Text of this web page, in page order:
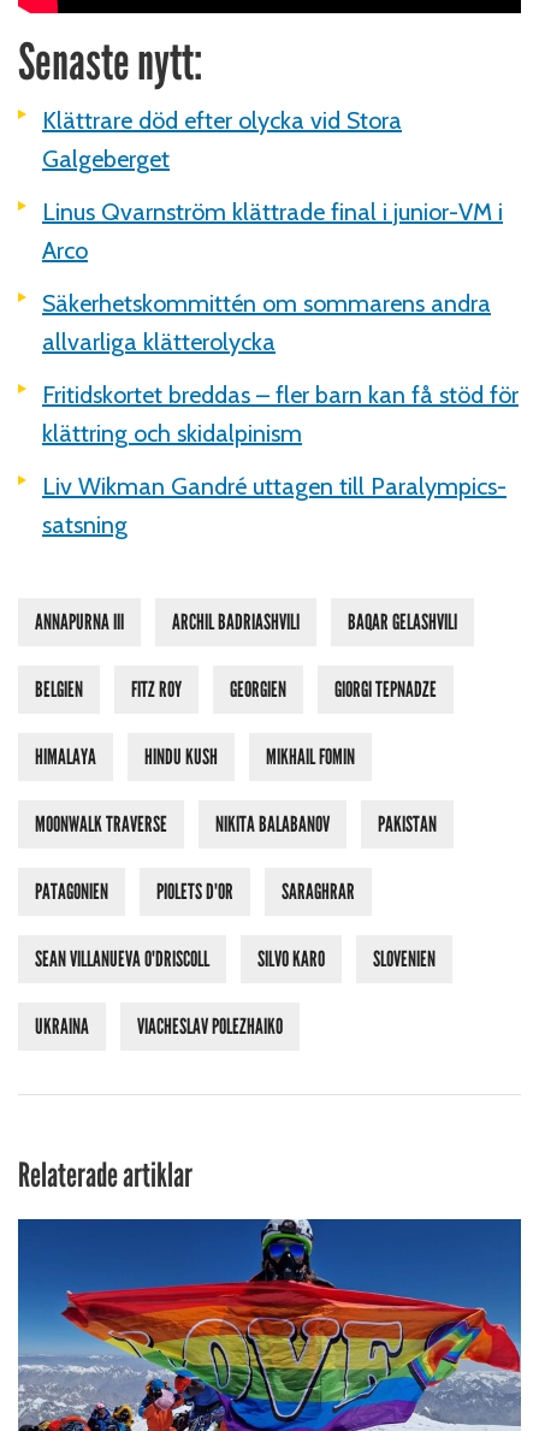
Senaste nytt:
Klättrare död efter olycka vid Stora
Galgeberget
Linus Qvarnström klättrade final i junior-VM i
Arco
Säkerhetskommittén om sommarens andra
allvarliga klätterolycka
Fritidskortet breddas – fler barn kan få stöd för
klättring och skidalpinism
Liv Wikman Gandré uttagen till Paralympics-
satsning
ANNAPURNA III ARCHIL BADRIASHVILI BAQAR GELASHVILI
BELGIEN FITZ ROY GEORGIEN GIORGI TEPNADZE
HIMALAYA HINDU KUSH MIKHAIL FOMIN
MOONWALK TRAVERSE NIKITA BALABANOV PAKISTAN
PATAGONIEN PIOLETS D'OR SARAGHRAR
SEAN VILLANUEVA O'DRISCOLL SILVO KARO SLOVENIEN
UKRAINA VIACHESLAV POLEZHAIKO
Relaterade artiklar